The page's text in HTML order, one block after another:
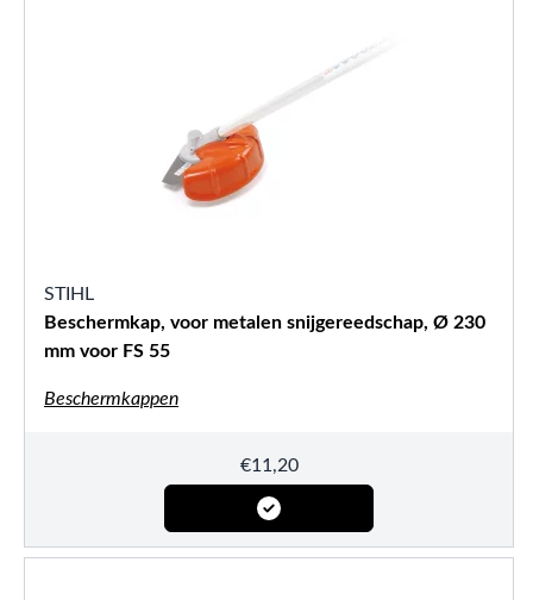
STIHL
Beschermkap, voor metalen snijgereedschap, Ø 230
mm voor FS 55
Beschermkappen
€11,20